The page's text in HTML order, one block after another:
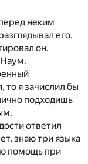
неким
его.
он.
Наум.
то я зачислил бы
подходишь
ответил
знаю три языка
помощь при